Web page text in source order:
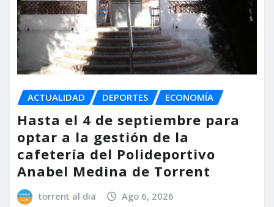
ACTUALIDAD DEPORTES ECONOMÍA
Hasta el 4 de septiembre para
optar a la gestión de la
cafetería del Polideportivo
Anabel Medina de Torrent
torrent al dia Ago 6, 2026